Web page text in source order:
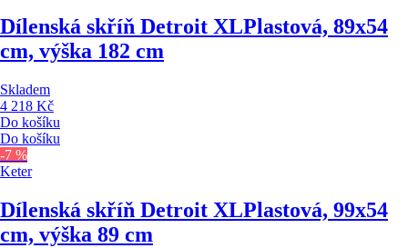
Dílenská skříň Detroit XLPlastová, 89x54
cm, výška 182 cm
Skladem
4 218 Kč
Do košíku
Do košíku
-7 %
Keter
Dílenská skříň Detroit XLPlastová, 99x54
cm, výška 89 cm